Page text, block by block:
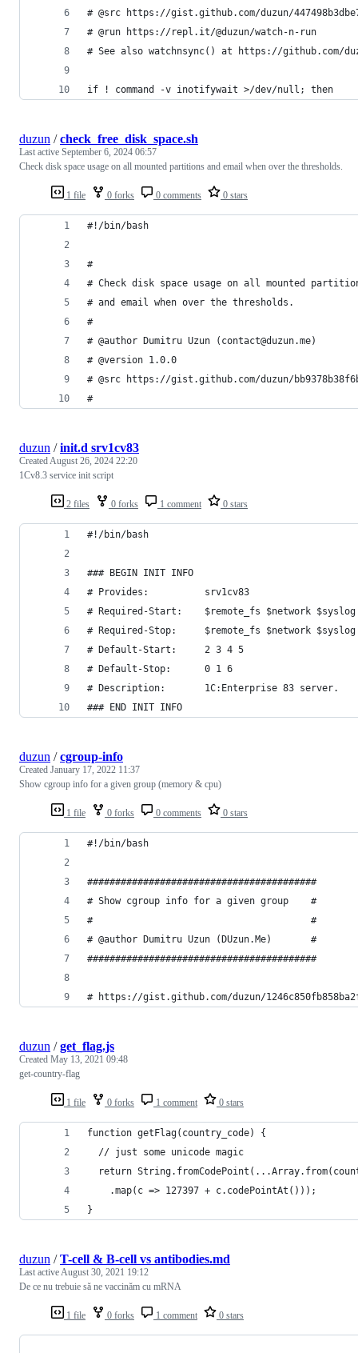
# @src https://gist.github.com/duzun/
# @run https://repl.it/@duzun/watch-n-run
# See also watchnsync() at https://github.com/
if ! command -v inotifywait >/dev/null; then
1 file 0 forks 0 comments 0 stars
duzun /check_free_disk_space.sh
Last active September 6, 2024 06:57
Check disk space usage on all mounted partitions and email when over the thresholds.
#!/bin/bash
#
# Check disk space usage on all mounted
# and email when over the thresholds.
#
# @author Dumitru Uzun (contact@duzun.me)
# @version 1.0.0
# @src https://gist.github.com/duzun/
#
2 files 0 forks 1 comment 0 stars
duzun /init.d srv1cv83
CreatedAugust 26, 2024 22:20
1Cv8.3 service init script
#!/bin/bash
### BEGIN INIT INFO
# Provides:          srv1cv83
# Required-Start:    $remote_fs $network $syslog
# Required-Stop:     $remote_fs $network $syslog
# Default-Start:     2 3 4 5
# Default-Stop:      0 1 6
# Description:       1C:Enterprise 83 server.
### END INIT INFO
1 file 0 forks 0 comments 0 stars
duzun /cgroup-info
Created January 17, 2022 11:37
Show cgroup info for a given group (memory & cpu)
#!/bin/bash
#########################################
# Show cgroup info for a given group    #
#                                       #
# @author Dumitru Uzun (DUzun.Me)       #
#########################################
# https://gist.github.com/duzun/
1 file 0 forks 1 comment 0 stars
duzun /get_flag.js
Created May 13, 2021 09:48
get-country-flag
function getFlag(country_code) {
  // just some unicode magic
return
    .map(c => 127397 + c.codePointAt()));
}
1 file 0 forks 1 comment 0 stars
duzun /T-cell & B-cell vs antibodies.md
Last activeAugust 30, 2021 19:12
De ce nu trebuie să ne vaccinăm cu mRNA